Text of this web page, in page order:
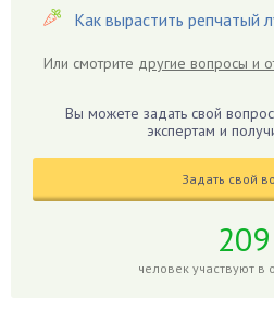
Гиацинт
Гиппеаструм
Годжи
Голубика
Как вырастить репчатый
Или смотрите другие вопросы и
Вы можете задать свой
экспертам и
Задать свой
209
человек участвуют в